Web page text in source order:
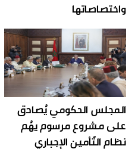
واختصاصاتها
المجلس الحكومي يُصادق
على مشروع مرسوم يهُم
نظام التّأمين الإجباري